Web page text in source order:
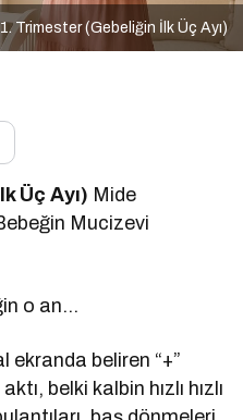
1. Trimester (Gebeliğin İlk Üç Ayı)
Üç Ayı) Mide
Mucizevi
o an…
ekranda beliren “+”
belki kalbin hızlı hızlı